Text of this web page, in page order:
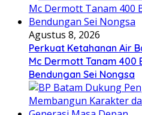
Agustus 8, 2026
Perkuat Ketahanan Air
Mc Dermott Tanam 400
Bendungan Sei Nongsa